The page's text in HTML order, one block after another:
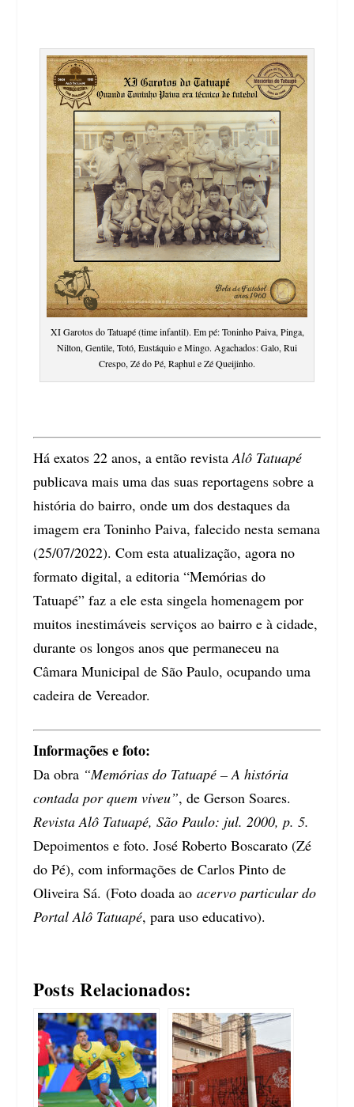
XI Garotos do Tatuapé (time infantil). Em pé: Toninho Paiva, Pinga,
Nilton, Gentile, Totó, Eustáquio e Mingo. Agachados: Galo, Rui
Crespo, Zé do Pé, Raphul e Zé Queijinho.
Há exatos 22 anos, a então revistaAlô Tatuapé
publicava mais uma das suas reportagens sobre a
história do bairro, onde um dos destaques da
imagem era Toninho Paiva, falecido nesta semana
(25/07/2022). Com esta atualização, agora no
formato digital, a editoria “Memórias do
Tatuapé” faz a ele esta singela homenagem por
muitos inestimáveis serviços ao bairro e à cidade,
durante os longos anos que permaneceu na
Câmara Municipal de São Paulo, ocupando uma
cadeira de Vereador.
Informações e foto:
Da obra “Memórias do Tatuapé – A história
contada por quem viveu”, de Gerson Soares.
Revista Alô Tatuapé, São Paulo: jul. 2000, p. 5.
Depoimentos e foto. José Roberto Boscarato (Zé
do Pé), com informações de Carlos Pinto de
Oliveira Sá. (Foto doada aoacervo particular do
Portal Alô Tatuapé, para uso educativo).
Posts Relacionados: